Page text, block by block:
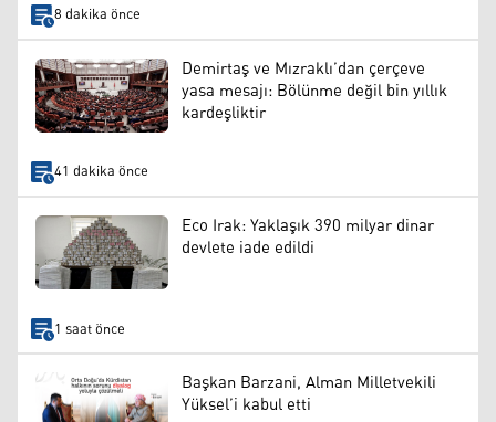
8 dakika önce
Demirtaş ve Mızraklı’dan çerçeve
yasa mesajı: Bölünme değil bin yıllık
kardeşliktir
41 dakika önce
Eco Irak: Yaklaşık 390 milyar dinar
devlete iade edildi
1 saat önce
Başkan Barzani, Alman Milletvekili
Yüksel’i kabul etti